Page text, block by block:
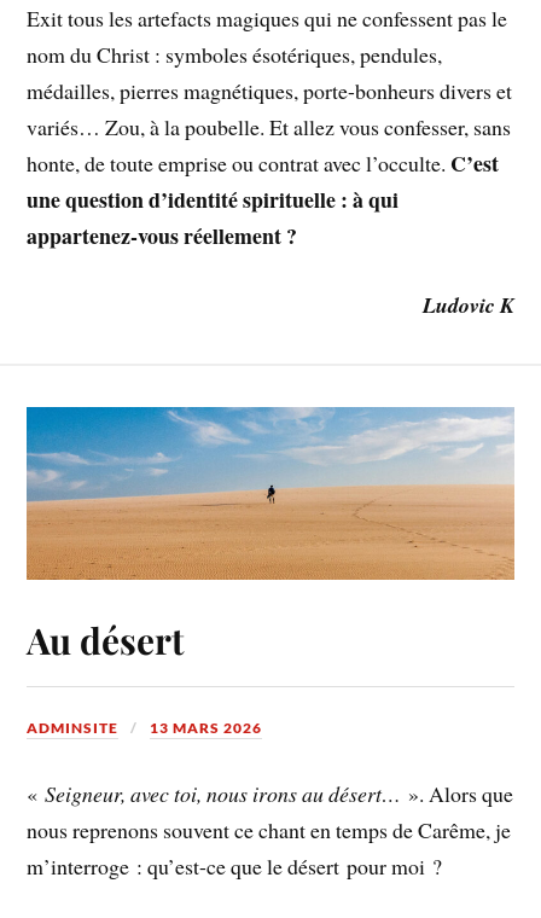
Exit tous les artefacts magiques qui ne confessent pas le
nom du Christ : symboles ésotériques, pendules,
médailles, pierres magnétiques, porte-bonheurs divers et
variés… Zou, à la poubelle. Et allez vous confesser, sans
honte, de toute emprise ou contrat avec l’occulte. C’est
une question d’identité spirituelle : à qui
appartenez-vous réellement ?
Ludovic K
Au désert
ADMINSITE 13 MARS 2026
«Seigneur, avec toi, nous irons au désert… ». Alors que
nous reprenons souvent ce chant en temps de Carême, je
m’interroge : qu’est-ce que le désert pour moi ?